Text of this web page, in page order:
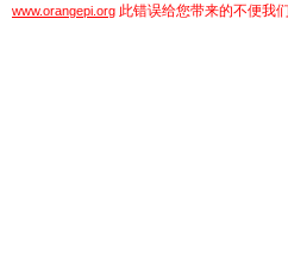
www.orangepi.org 此错误给您带来的不便我